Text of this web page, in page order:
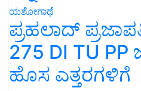
ಯಶೋಗಾಥೆ
ಪ್ರಹಲಾದ್
275 DI TU
ಹೊಸ ಎತ್ತರಗಳಿಗೆ